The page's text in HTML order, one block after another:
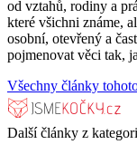
od vztahů, rodiny a
které všichni známe,
osobní, otevřený a
pojmenovat věci tak,
Všechny články
Další články z